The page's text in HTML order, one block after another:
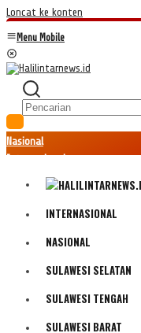
Loncat ke konten
Menu Mobile
Nasional
Internasional
Politik
Olahraga
INTERNASIONAL
NASIONAL
SULAWESI SELATAN
SULAWESI TENGAH
SULAWESI BARAT